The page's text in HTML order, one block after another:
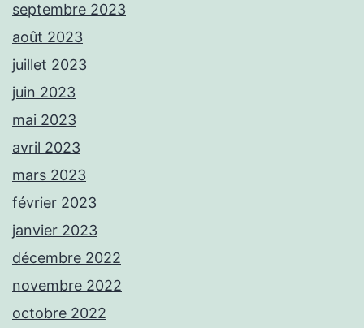
septembre 2023
août 2023
juillet 2023
juin 2023
mai 2023
avril 2023
mars 2023
février 2023
janvier 2023
décembre 2022
novembre 2022
octobre 2022